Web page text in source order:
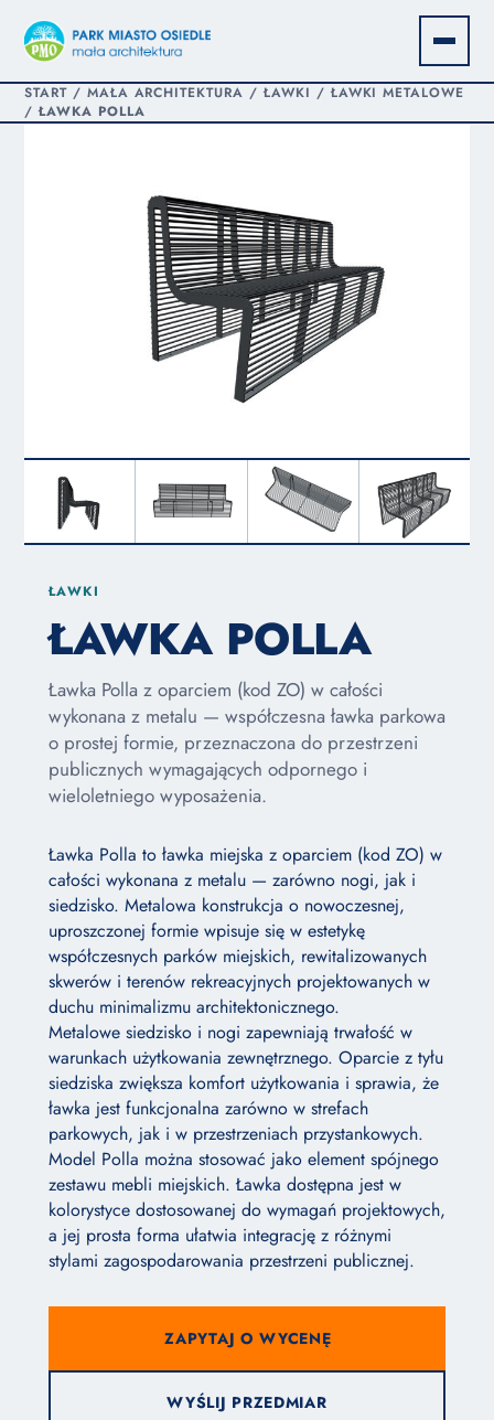
START/ MAŁA ARCHITEKTURA / ŁAWKI / ŁAWKI METALOWE
/ŁAWKA POLLA
ŁAWKI
ŁAWKA POLLA
Ławka Polla z oparciem (kod ZO) w całości
wykonana z metalu — współczesna ławka parkowa
o prostej formie, przeznaczona do przestrzeni
publicznych wymagających odpornego i
wieloletniego wyposażenia.
Ławka Polla to ławka miejska z oparciem (kod ZO) w
całości wykonana z metalu — zarówno nogi, jak i
siedzisko. Metalowa konstrukcja o nowoczesnej,
uproszczonej formie wpisuje się w estetykę
współczesnych parków miejskich, rewitalizowanych
skwerów i terenów rekreacyjnych projektowanych w
duchu minimalizmu architektonicznego.
Metalowe siedzisko i nogi zapewniają trwałość w
warunkach użytkowania zewnętrznego. Oparcie z tyłu
siedziska zwiększa komfort użytkowania i sprawia, że
ławka jest funkcjonalna zarówno w strefach
parkowych, jak i w przestrzeniach przystankowych.
Model Polla można stosować jako element spójnego
zestawu mebli miejskich. Ławka dostępna jest w
kolorystyce dostosowanej do wymagań projektowych,
a jej prosta forma ułatwia integrację z różnymi
stylami zagospodarowania przestrzeni publicznej.
ZAPYTAJ O WYCENĘ
WYŚLIJ PRZEDMIAR